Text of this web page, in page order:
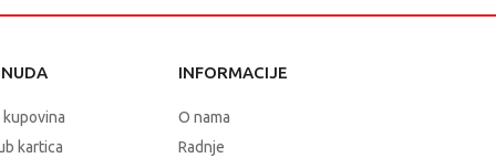
kartica
INFORMACIJE
O nama
Radnje